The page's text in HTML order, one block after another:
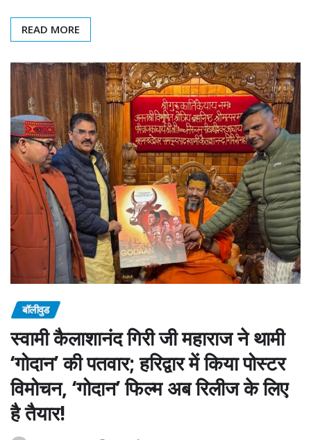
READ MORE
बॉलीवुड
स्वामी कैलाशानंद गिरी जी महाराज ने थामी
‘गोदान’ की पतवार; हरिद्वार में किया पोस्टर
विमोचन, ‘गोदान’ फिल्म अब रिलीज के लिए
है तैयार!